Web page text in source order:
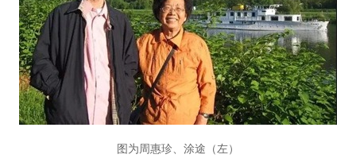
图为周惠珍、涂途（左）